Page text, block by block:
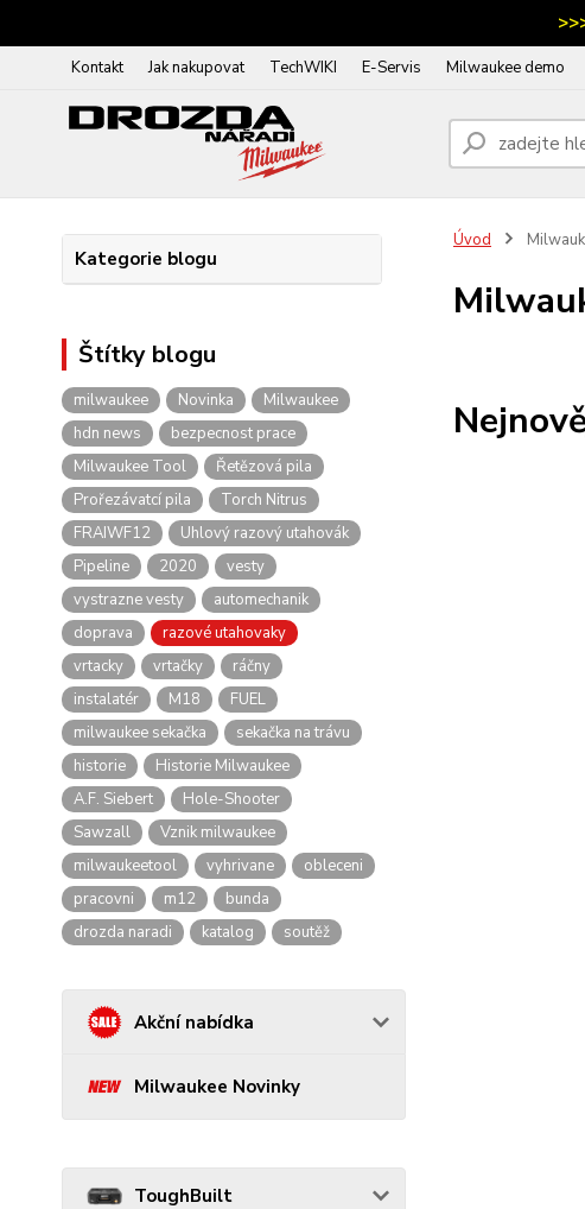
Kontakt Jak nakupovat TechWIKI E-Servis Milwaukee demo
Kategorie blogu
Štítky blogu
milwaukee Novinka
Milwaukee
hdn news
bezpecnost prace
Milwaukee Tool
Řetězová pila
Prořezávatcí pila
Torch Nitrus
FRAIWF12
Uhlový razový utahovák
Pipeline
2020
vesty
vystrazne vesty
automechanik
doprava
razové utahovaky
vrtacky
vrtačky
ráčny
instalatér
M18
FUEL
milwaukee sekačka
sekačka na trávu
historie
Historie Milwaukee
A.F. Siebert
Hole-Shooter
Sawzall
Vznik milwaukee
milwaukeetool
vyhrivane
obleceni
pracovni
m12
bunda
drozda naradi
katalog soutěž
Akční nabídka
Milwaukee Novinky
ToughBuilt
Úvod